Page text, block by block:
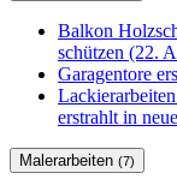
Balkon
schützen (22.
Garagentore
erstrahlt in
Malerarbeiten (7)